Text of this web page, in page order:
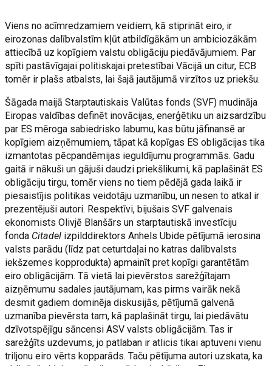
Viens no acīmredzamiem veidiem, kā stiprināt eiro, ir
eirozonas dalībvalstīm kļūt atbildīgākām un ambiciozākām
attiecībā uz kopīgiem valstu obligāciju piedāvājumiem. Par
spīti pastāvīgajai politiskajai pretestībai Vācijā un citur, ECB
tomēr ir plašs atbalsts, lai šajā jautājumā virzītos uz priekšu.
Šāgada maijā Starptautiskais Valūtas fonds (SVF) mudināja
Eiropas valdības definēt inovācijas, enerģētiku un aizsardzību
par ES mēroga sabiedrisko labumu, kas būtu jāfinansē ar
kopīgiem aizņēmumiem, tāpat kā kopīgas ES obligācijas tika
izmantotas pēcpandēmijas ieguldījumu programmās. Gadu
gaitā ir nākuši un gājuši daudzi priekšlikumi, kā paplašināt ES
obligāciju tirgu, tomēr viens no tiem pēdējā gada laikā ir
piesaistījis politikas veidotāju uzmanību, un nesen to atkal ir
prezentējuši autori. Respektīvi, bijušais SVF galvenais
ekonomists Olivjē Blanšārs un starptautiskā investīciju
fonda Citadel izpilddirektors Anhels Ubide pētījumā ierosina
valsts parādu (līdz pat ceturtdaļai no katras dalībvalsts
iekšzemes kopprodukta) apmainīt pret kopīgi garantētām
eiro obligācijām. Tā vietā lai pievērstos sarežģītajam
aizņēmumu sadales jautājumam, kas pirms vairāk nekā
desmit gadiem dominēja diskusijās, pētījumā galvenā
uzmanība pievērsta tam, kā paplašināt tirgu, lai piedāvātu
dzīvotspējīgu sāncensi ASV valsts obligācijām. Tas ir
sarežģīts uzdevums, jo patlaban ir atlicis tikai aptuveni vienu
triljonu eiro vērts kopparāds. Taču pētījuma autori uzskata, ka